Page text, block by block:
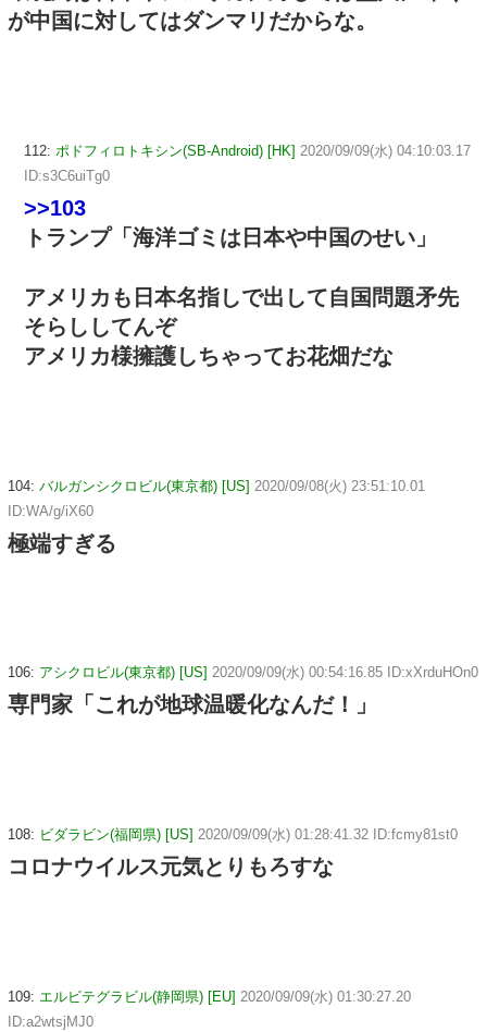
が中国に対してはダンマリだからな。
112: ポドフィロトキシン(SB-Android) [HK] 2020/09/09(水) 04:10:03.17
ID:s3C6uiTg0
>>103
トランプ「海洋ゴミは日本や中国のせい」
アメリカも日本名指しで出して自国問題矛先
そらししてんぞ
アメリカ様擁護しちゃってお花畑だな
104: バルガンシクロビル(東京都) [US] 2020/09/08(火) 23:51:10.01
ID:WA/g/iX60
極端すぎる
106: アシクロビル(東京都) [US] 2020/09/09(水) 00:54:16.85 ID:xXrduHOn0
専門家「これが地球温暖化なんだ！」
108: ビダラビン(福岡県) [US] 2020/09/09(水) 01:28:41.32 ID:fcmy81st0
コロナウイルス元気とりもろすな
109: エルビテグラビル(静岡県) [EU] 2020/09/09(水) 01:30:27.20
ID:a2wtsjMJ0